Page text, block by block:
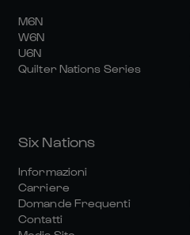
M6N
W6N
U6N
Quilter Nations Series
Six Nations
Informazioni
Carriere
Domande Frequenti
Contatti